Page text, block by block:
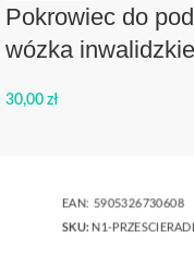
Pokrowiec do
wózka
30,00zł
EAN: 5905326730608
SKU: N1-